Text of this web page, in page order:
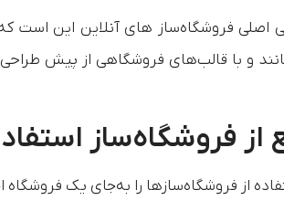
اصلی فروشگاه‌ساز های آنلاین این است
و با قالب‌های فروشگاهی از پیش طراحی
فروشگاه‌ساز
از فروشگاه‌سازها را به‌جای یک